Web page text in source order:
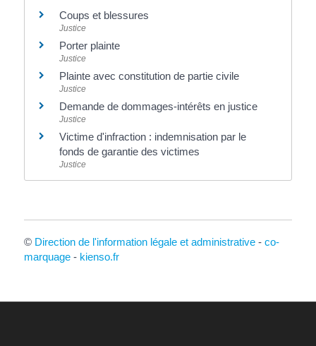
Coups et blessures
Justice
Porter plainte
Justice
Plainte avec constitution de partie civile
Justice
Demande de dommages-intérêts en justice
Justice
Victime d'infraction : indemnisation par le
fonds de garantie des victimes
Justice
© Direction de l'information légale et administrative- co-
marquage- kienso.fr